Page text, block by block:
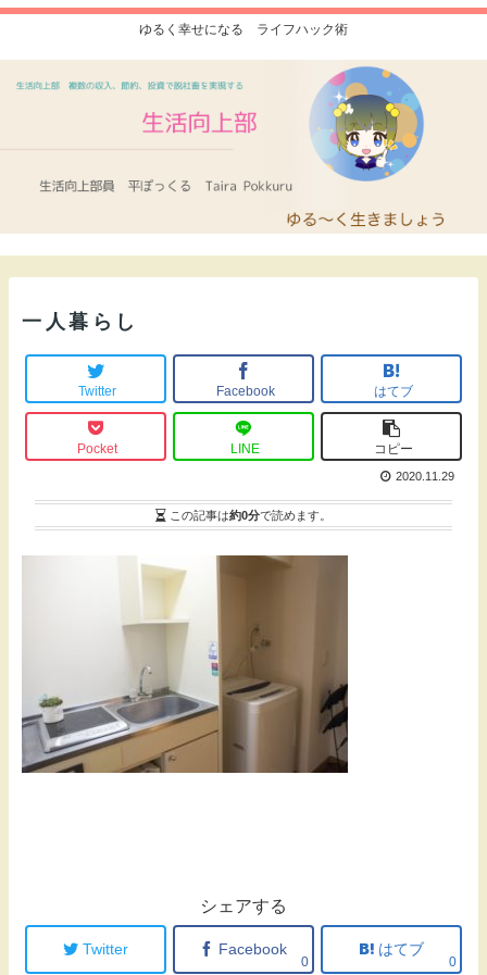
ゆるく幸せになる ライフハック術
一人暮らし
Twitter Facebook はてブ
Pocket LINE コピー
2020.11.29
この記事は約0分で読めます。
シェアする
Twitter Facebook
0
はてブ
0